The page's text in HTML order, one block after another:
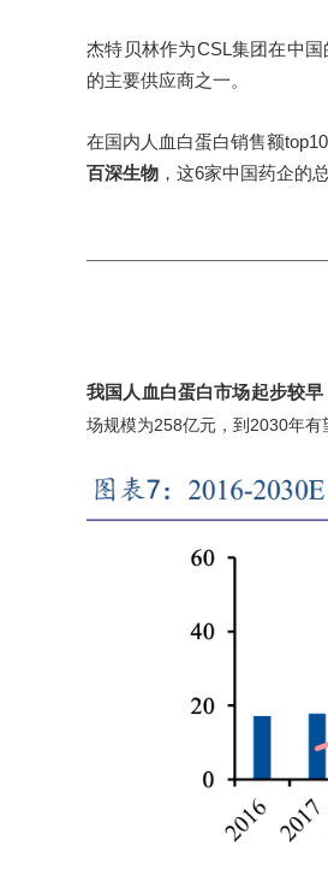
杰特贝林作为CSL集团在中
的主要供应商之一。
在国内人血白蛋白销售额
百深生物 ，这6家中国药企的
我国人血白蛋白市场起步较
场规模为258亿元，到2030年有